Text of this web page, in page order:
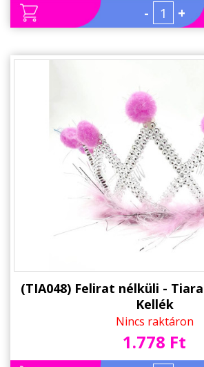
- +
(TIA048) Felirat nélküli -
Kellék
Nincs raktáron
1.778 Ft